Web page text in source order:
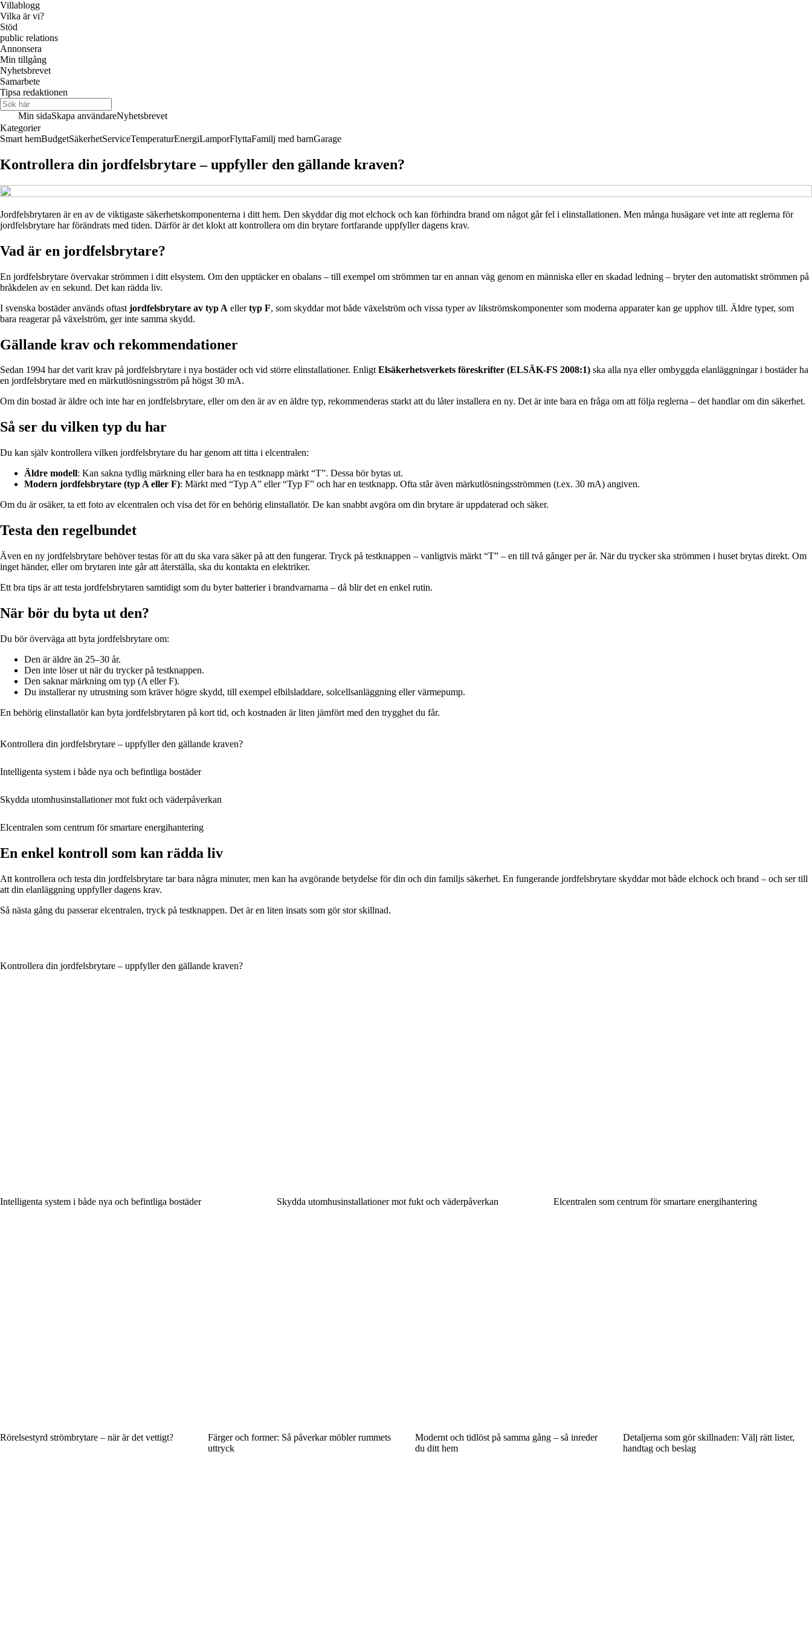
Villablogg
Vilka är vi?
Stöd
public relations
Annonsera
Min tillgång
Nyhetsbrevet
Samarbete
Tipsa redaktionen
Min sidaSkapa användareNyhetsbrevet
Kategorier
Smart hemBudgetSäkerhetServiceTemperaturEnergiLamporFlyttaFamilj med barnGarage
Kontrollera din jordfelsbrytare – uppfyller den gällande kraven?
Jordfelsbrytaren är en av de viktigaste säkerhetskomponenterna i ditt hem. Den skyddar dig mot elchock och kan förhindra brand om något går fel i elinstallationen. Men många husägare vet inte att reglerna för
jordfelsbrytare har förändrats med tiden. Därför är det klokt att kontrollera om din brytare fortfarande uppfyller dagens krav.
Vad är en jordfelsbrytare?
En jordfelsbrytare övervakar strömmen i ditt elsystem. Om den upptäcker en obalans – till exempel om strömmen tar en annan väg genom en människa eller en skadad ledning – bryter den automatiskt strömmen på
bråkdelen av en sekund. Det kan rädda liv.
I svenska bostäder används oftast jordfelsbrytare av typ A ellertyp F, som skyddar mot både växelström och vissa typer av likströmskomponenter som moderna apparater kan ge upphov till. Äldre typer, som
bara reagerar på växelström, ger inte samma skydd.
Gällande krav och rekommendationer
Sedan 1994 har det varit krav på jordfelsbrytare i nya bostäder och vid större elinstallationer. EnligtElsäkerhetsverkets föreskrifter (ELSÄK-FS 2008:1) ska alla nya eller ombyggda elanläggningar i bostäder ha
en jordfelsbrytare med en märkutlösningsström på högst 30 mA.
Om din bostad är äldre och inte har en jordfelsbrytare, eller om den är av en äldre typ, rekommenderas starkt att du låter installera en ny. Det är inte bara en fråga om att följa reglerna – det handlar om din säkerhet.
Så ser du vilken typ du har
Du kan själv kontrollera vilken jordfelsbrytare du har genom att titta i elcentralen:
Äldre modell: Kan sakna tydlig märkning eller bara ha en testknapp märkt “T”. Dessa bör bytas ut.
Modern jordfelsbrytare (typ A eller F): Märkt med “Typ A” eller “Typ F” och har en testknapp. Ofta står även märkutlösningsströmmen (t.ex. 30 mA) angiven.
Om du är osäker, ta ett foto av elcentralen och visa det för en behörig elinstallatör. De kan snabbt avgöra om din brytare är uppdaterad och säker.
Testa den regelbundet
Även en ny jordfelsbrytare behöver testas för att du ska vara säker på att den fungerar. Tryck på testknappen – vanligtvis märkt “T” – en till två gånger per år. När du trycker ska strömmen i huset brytas direkt. Om
inget händer, eller om brytaren inte går att återställa, ska du kontakta en elektriker.
Ett bra tips är att testa jordfelsbrytaren samtidigt som du byter batterier i brandvarnarna – då blir det en enkel rutin.
När bör du byta ut den?
Du bör överväga att byta jordfelsbrytare om:
Den är äldre än 25–30 år.
Den inte löser ut när du trycker på testknappen.
Den saknar märkning om typ (A eller F).
Du installerar ny utrustning som kräver högre skydd, till exempel elbilsladdare, solcellsanläggning eller värmepump.
En behörig elinstallatör kan byta jordfelsbrytaren på kort tid, och kostnaden är liten jämfört med den trygghet du får.
Kontrollera din jordfelsbrytare – uppfyller den gällande kraven?
Intelligenta system i både nya och befintliga bostäder
Skydda utomhusinstallationer mot fukt och väderpåverkan
Elcentralen som centrum för smartare energihantering
En enkel kontroll som kan rädda liv
Att kontrollera och testa din jordfelsbrytare tar bara några minuter, men kan ha avgörande betydelse för din och din familjs säkerhet. En fungerande jordfelsbrytare skyddar mot både elchock och brand – och ser till
att din elanläggning uppfyller dagens krav.
Så nästa gång du passerar elcentralen, tryck på testknappen. Det är en liten insats som gör stor skillnad.
Kontrollera din jordfelsbrytare – uppfyller den gällande kraven?
Intelligenta system i både nya och befintliga bostäder Skydda utomhusinstallationer mot fukt och väderpåverkan Elcentralen som centrum för smartare energihantering
Rörelsestyrd strömbrytare – när är det vettigt?
Färger och former: Så påverkar möbler rummets
uttryck
Modernt och tidlöst på samma gång – så inreder
du ditt hem
Detaljerna som gör skillnaden: Välj rätt lister,
handtag och beslag